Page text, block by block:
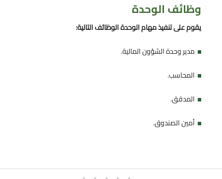
وظائف الوحدة
يقوم على تنفيذ مهام الوحدة الوظائف التالية:
مدير وحدة الشؤون المالية.
المحاسب.
المدقق.
أمين الصندوق.